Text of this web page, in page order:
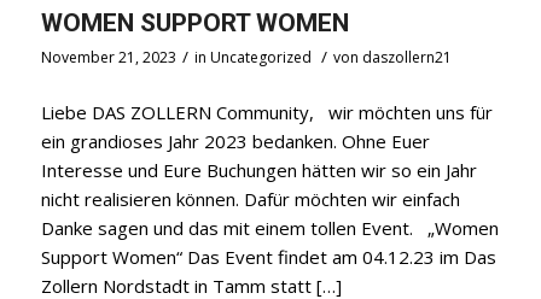
WOMEN SUPPORT WOMEN
November 21, 2023 / in Uncategorized / von daszollern21
Liebe DAS ZOLLERN Community, wir möchten uns für
ein grandioses Jahr 2023 bedanken. Ohne Euer
Interesse und Eure Buchungen hätten wir so ein Jahr
nicht realisieren können. Dafür möchten wir einfach
Danke sagen und das mit einem tollen Event. „Women
Support Women“ Das Event findet am 04.12.23 im Das
Zollern Nordstadt in Tamm statt […]